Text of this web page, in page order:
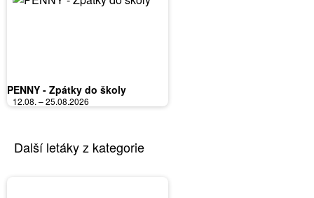
PENNY - Zpátky do školy
12.08. – 25.08.2026
Další letáky z kategorie